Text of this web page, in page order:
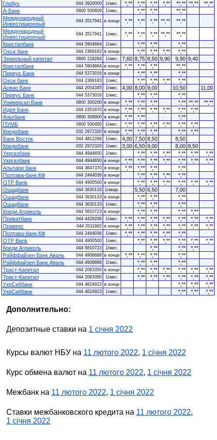
Глобус
044 3920000 1/мес. *,** *,** *,** *,** **,** **,**
**,**
А-Банк
0800 500809 1/мес. *,** *,**
**,**
Международный
Инвестиционный
044 3517941 в конце *,** *,** *,** **,**
**,**
Международный
Инвестиционный
044 3517941 1/мес. *,** *,** *,** **,**
**,**
Кристалбанк
044 5904664 1/мес. *,** *,**
*,**
Окси банк
044 2369183 в конце *,** *,** *,**
*,**
Земельный капитал
0800 218284 1/мес. 7,60 8,75 8,50 9,90 9,90 9,40
Кристалбанк
044 5904664 в конце *,** *,** *,**
**,**
Пиреус Банк
044 5373016 в конце *,** *,**
*,**
Окси банк
044 2369183 1/мес. *,** *,** *,**
*,**
Асвио Банк
044 2054345 1/мес. 4,00 8,00 9,00 10,50
11,00
Пиреус Банк
044 5373016 1/мес. *,** *,**
*,**
Универсал Банк
0800 300200 в конце *,** *,** *,** *,** **,**
**,**
Идея Банк
044 2351870 в конце *,** *,** *,** *,** *,**
*,**
Альтбанк
0800 309900 в конце *,** *,**
*,**
ПУМБ
0800 500490 1/мес. *,** *,** *,** *,** *,**
*,**
Кредобанк
032 2972320 в конце *,** *,** *,** *,**
*,**
Банк Восток
044 4812266 1/мес. 4,00 7,50 8,50
8,50
Кредобанк
032 2972320 1/мес. 3,00 6,50 9,00 8,00 8,50
Укргазбанк
044 4944650 1/мес. *,** *,** *,** *,** *,**
*,**
Укргазбанк
044 4944650 в конце *,** *,** *,** *,** *,** *,**
*,**
Альпари банк
044 3647370 в конце *,** *,** *,**
*,**
Полтава-банк КФ
044 2444036 в конце *,** *,** *,**
*,**
OTP Bank
044 4900500 в конце *,** *,** *,** *,** *,**
*,**
Ощадбанк
044 3630133 1/квар. 5,50 6,50
7,00
Ощадбанк
044 3630133 в конце *,** *,**
*,**
Ощадбанк
044 3630133 1/мес. *,** *,**
*,**
Креди Агриколь
044 5810723 в конце *,** *,** *,**
*,**
Приватбанк
044 4429206 1/мес. *,** *,** *,** *,** *,** *,**
*,**
Правекс
044 2011662 в конце *,** *,** *,** *,** *,** *,**
*,**
Полтава-банк КФ
044 2444036 1/мес. *,** *,** *,** *,**
*,**
OTP Bank
044 4900500 1/мес. *,** *,** *,** *,** *,**
*,**
Креди Агриколь
044 5810723 1/мес. *,** *,**
*,**
Райффайзен Банк Аваль
044 4908888 в конце *,** *,** *,**
*,**
Райффайзен Банк Аваль
044 4908888 1/мес. *,** *,**
*,**
Траст-Капитал
044 2063350 в конце *,** *,** *,** *,** *,**
*,**
Траст-Капитал
044 2063350 1/мес. *,** *,** *,** *,** *,**
*,**
УкрСиббанк
044 4624923 в конце *,** *,**
*,**
УкрСиббанк
044 4624923 1/мес. *,** *,** *,**
Дополнительно:
Депозитные ставки на 1 січня 2022
Курсы валют НБУ на 11 лютого 2022, 1 січня 2022
Курс обмена валют на 11 лютого 2022, 1 січня 2022
Межбанк на 11 лютого 2022, 1 січня 2022
Ставки межбанковского кредита на 11 лютого 2022,
1 січня 2022